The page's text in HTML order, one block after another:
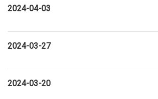
2024-04-03
2024-03-27
2024-03-20